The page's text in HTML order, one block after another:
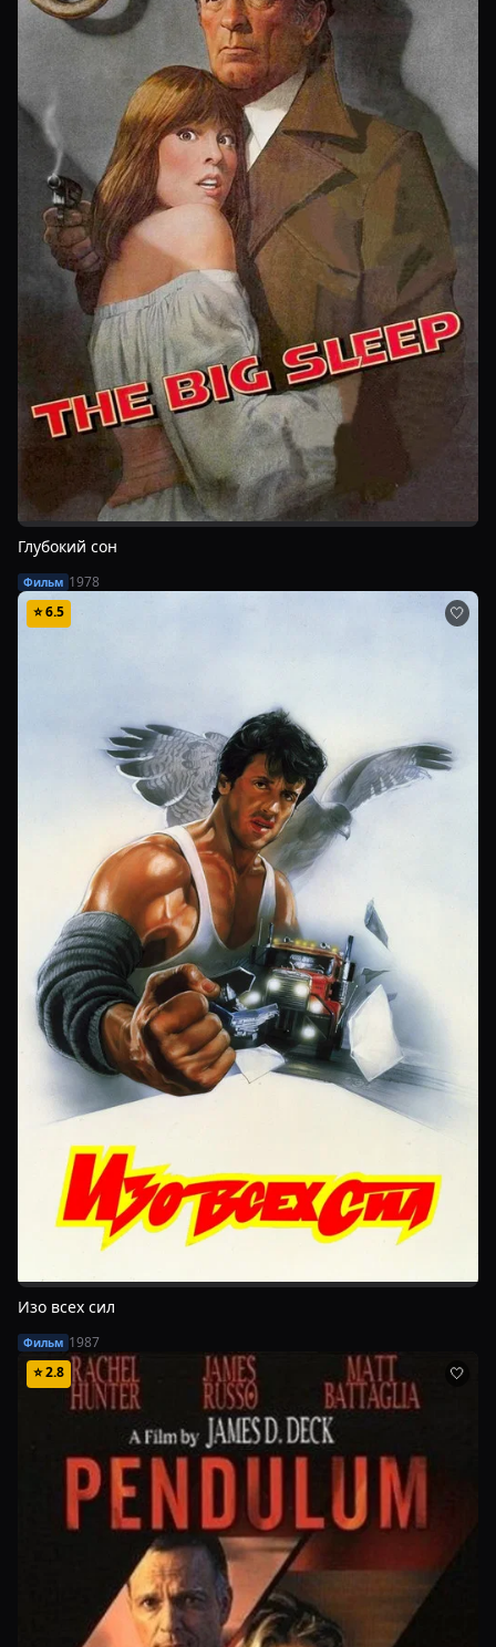
Глубокий сон
Фильм 1978
⭐6.5 🤍
Изо всех сил
Фильм 1987
⭐2.8 🤍